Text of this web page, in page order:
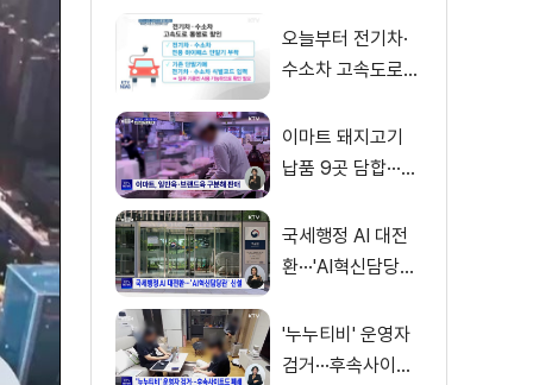
오늘부터 전기차·
수소차 고속도로
이마트 돼지고기
납품 9곳 담합···과
국세행정 AI 대전
환···'AI혁신담당관'
'누누티비' 운영자
검거···후속사이트